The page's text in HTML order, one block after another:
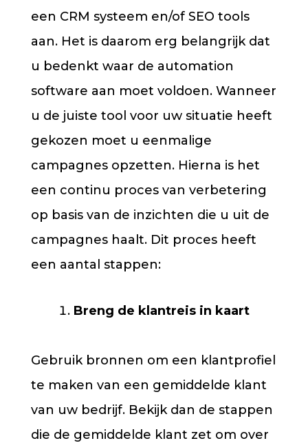
een CRM systeem en/of SEO tools
aan. Het is daarom erg belangrijk dat
u bedenkt waar de automation
software aan moet voldoen. Wanneer
u de juiste tool voor uw situatie heeft
gekozen moet u eenmalige
campagnes opzetten. Hierna is het
een continu proces van verbetering
op basis van de inzichten die u uit de
campagnes haalt. Dit proces heeft
een aantal stappen:
Breng de klantreis in kaart
Gebruik bronnen om een klantprofiel
te maken van een gemiddelde klant
van uw bedrijf. Bekijk dan de stappen
die de gemiddelde klant zet om over